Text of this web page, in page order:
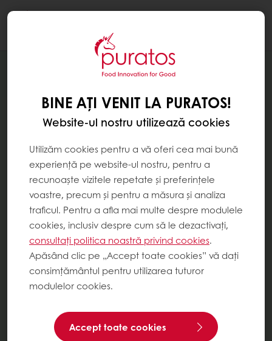
BINE AȚI VENIT LA PURATOS!
Website-ul nostru utilizează cookies
Utilizăm cookies pentru a vă oferi cea mai bună
experiență pe website-ul nostru, pentru a
recunoaște vizitele repetate și preferințele
voastre, precum și pentru a măsura și analiza
traficul. Pentru a afla mai multe despre modulele
cookies, inclusiv despre cum să le dezactivați,
consultați politica noastră privind cookies.
Apăsând clic pe „Accept toate cookies” vă dați
consimțământul pentru utilizarea tuturor
modulelor cookies.
Accept toate cookies